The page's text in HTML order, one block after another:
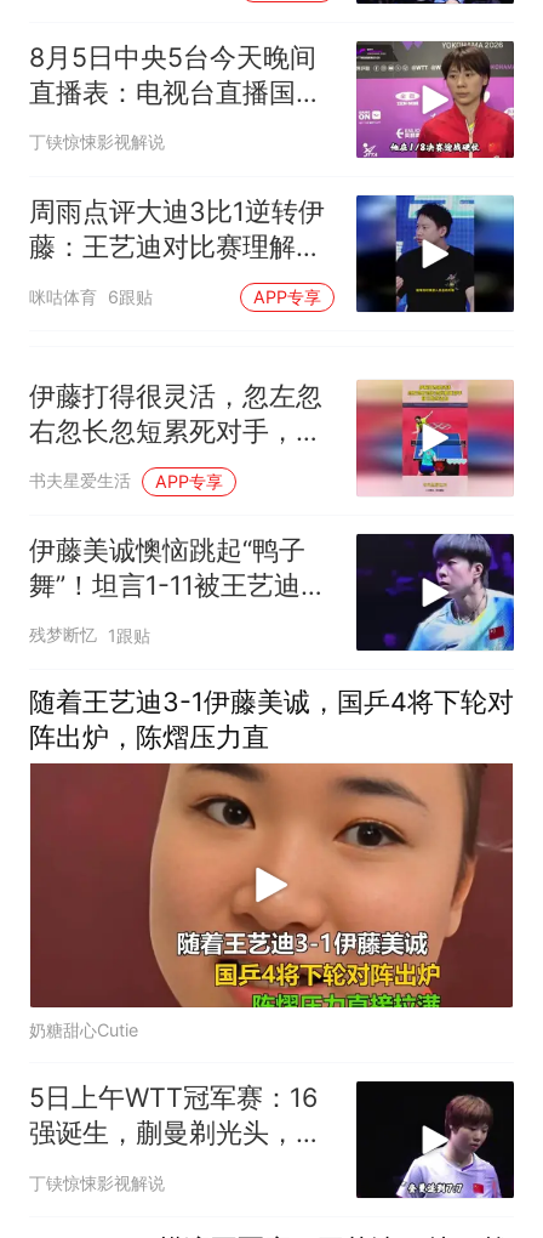
8月5日中央5台今天晚间
直播表：电视台直播国
乒！王艺迪约战伊藤
丁铗惊悚影视解说
周雨点评大迪3比1逆转伊
藤：王艺迪对比赛理解深
刻，球质和命中率越来越
高
咪咕体育 6跟贴 APP专享
伊藤打得很灵活，忽左忽
右忽长忽短累死对手，自
己始终近台！
书夫星爱生活 APP专享
伊藤美诚懊恼跳起“鸭子
舞”！坦言1-11被王艺迪打
麻了
残梦断忆 1跟贴
随着王艺迪3-1伊藤美诚，国乒4将下轮对
阵出炉，陈熠压力直
奶糖甜心Cutie
5日上午WTT冠军赛：16
强诞生，蒯曼剃光头，王
艺迪大战伊藤美诚！
丁铗惊悚影视解说